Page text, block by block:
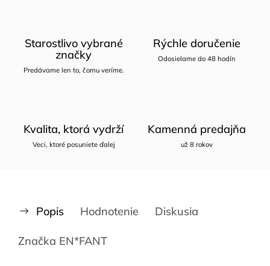
Starostlivo vybrané
značky
Predávame len to, čomu veríme.
Rýchle doručenie
Odosielame do 48 hodín
Kvalita, ktorá vydrží
Veci, ktoré posuniete ďalej
Kamenná predajňa
už 8 rokov
Popis Hodnotenie Diskusia
Značka EN*FANT